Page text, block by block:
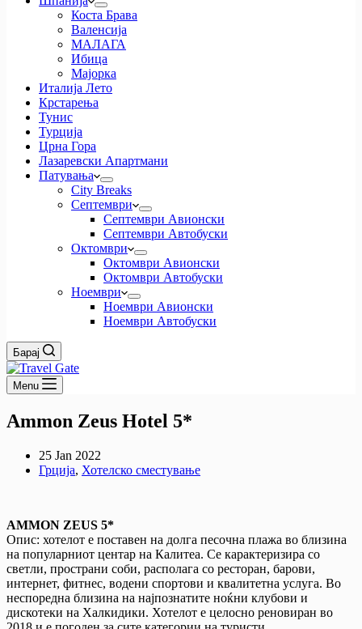
Коста Брава
Валенсија
МАЛАГА
Ибица
Мајорка
Италија Лето
Крстарења
Тунис
Турција
Црна Гора
Лазаревски Апартмани
Патувања
City Breaks
Септември
Септември Авионски
Септември Автобуски
Октомври
Октомври Авионски
Октомври Автобуски
Ноември
Ноември Авионски
Ноември Автобуски
Барај
Menu
Ammon Zeus Hotel 5*
25 Jan 2022
Грција, Хотелско сместување
AMMON ZEUS 5*
Опис: хотелот е поставен на долга песочна плажа во близина
на популарниот центар на Калитеа. Се карактеризира со
светли, пространи соби, располага со ресторан, барови,
интернет, фитнес, водени спортови и квалитетна услуга. Во
неспоредна близина на најпознатите ноќни клубови и
дискотеки на Халкидики. Хотелот е целосно реновиран во